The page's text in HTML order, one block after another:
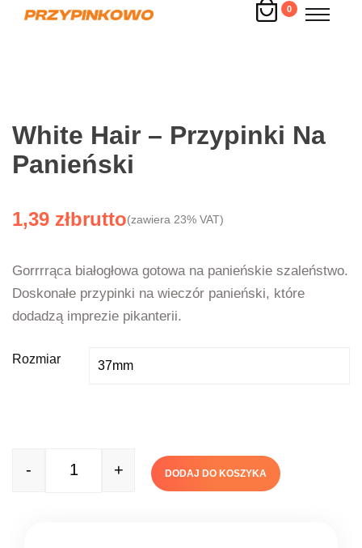
0
White Hair – Przypinki Na
Panieński
1,39 zł (zawiera 23% VAT)
Gorrrrąca białogłowa gotowa na panieńskie szaleństwo.
Doskonałe przypinki na wieczór panieński, które
dodadzą imprezie pikanterii.
Rozmiar
Quantity
- + DODAJ DO KOSZYKA